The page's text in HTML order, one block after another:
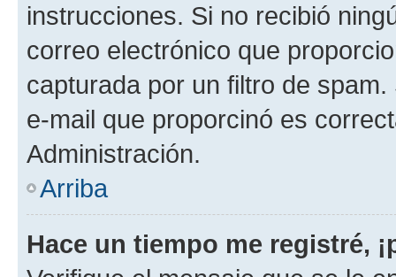
instrucciones. Si no recibió
correo electrónico que
capturada por un filtro de
e-mail que proporcinó es
Administración.
Arriba
Hace un tiempo me registré,